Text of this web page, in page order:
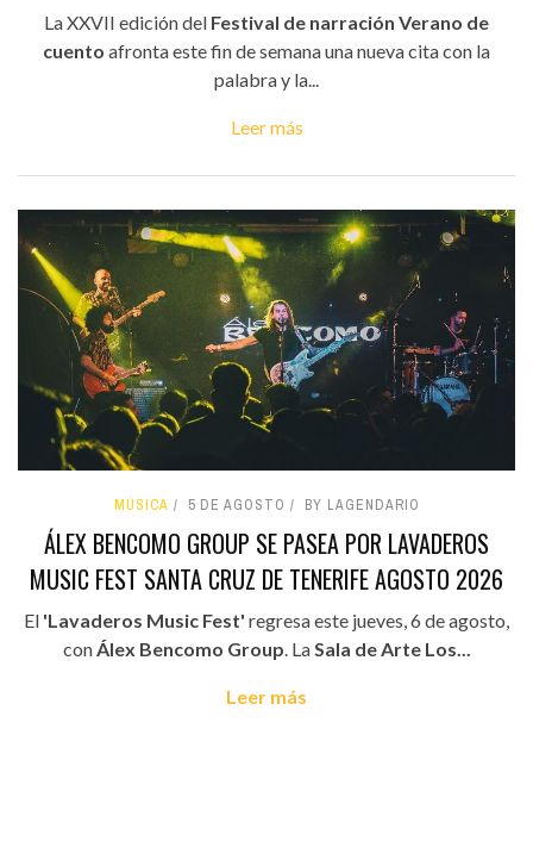
La XXVII edición del Festival de narración Verano de
cuento afronta este fin de semana una nueva cita con la
palabra y la...
Leer más
MÚSICA 5 DE AGOSTO BY LAGENDARIO
ÁLEX BENCOMO GROUP SE PASEA POR LAVADEROS
MUSIC FEST SANTA CRUZ DE TENERIFE AGOSTO 2026
El 'Lavaderos Music Fest' regresa este jueves, 6 de agosto,
conÁlex Bencomo Group. LaSala de Arte Los...
Leer más